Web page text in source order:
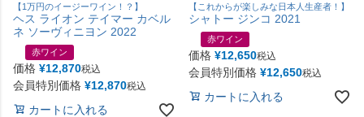
【1万円のイージーワイン！？】
ヘス ライオン テイマー カベル
ネ ソーヴィニヨン 2022
赤ワイン
価格 ¥12,870税込
会員特別価格 ¥12,870税込
カートに入れる
【これからが楽しみな日本人生産者！】
シャトー ジンコ 2021
赤ワイン
価格 ¥12,650税込
会員特別価格 ¥12,650税込
カートに入れる